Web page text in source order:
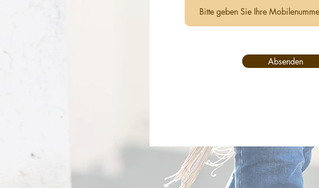
Absenden